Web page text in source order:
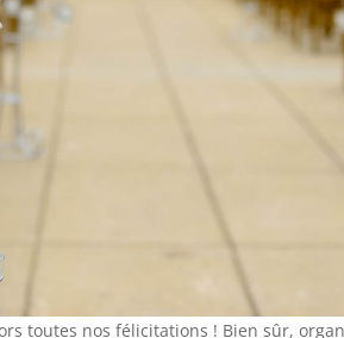
toutes nos félicitations ! Bien sûr,